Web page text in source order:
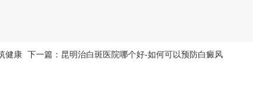
健康 下一篇： 昆明治白斑医院哪个好-如何可以预防白癜风